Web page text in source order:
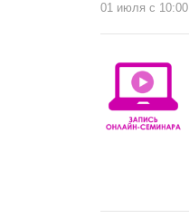
01 июля c